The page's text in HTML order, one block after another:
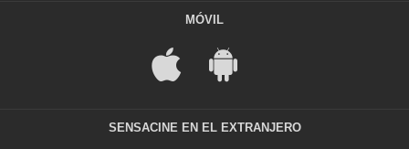
MÓVIL
SENSACINE EN EL EXTRANJERO